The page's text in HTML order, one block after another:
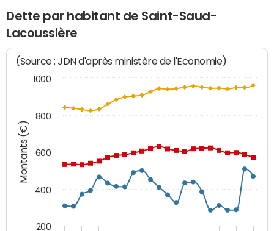
Dette par habitant de Saint-Saud-
Lacoussière
Montants (€)
(Source : JDN d'après ministère de l'Economie)
200
400
600
800
1000